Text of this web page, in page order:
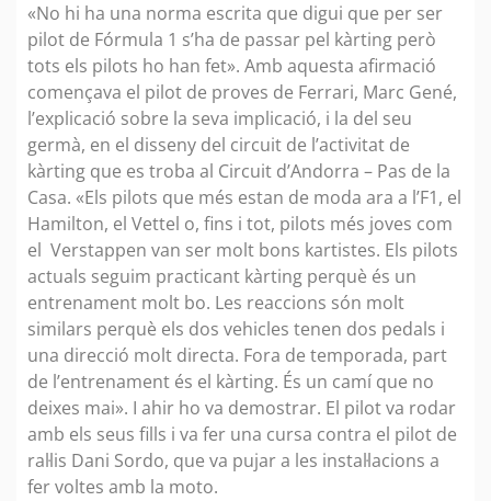
«No hi ha una norma escrita que digui que per ser
pilot de Fórmula 1 s’ha de passar pel kàrting però
tots els pilots ho han fet». Amb aquesta afirmació
començava el pilot de proves de Ferrari, Marc Gené,
l’explicació sobre la seva implicació, i la del seu
germà, en el disseny del circuit de l’activitat de
kàrting que es troba al Circuit d’Andorra – Pas de la
Casa. «Els pilots que més estan de moda ara a l’F1, el
Hamilton, el Vettel o, fins i tot, pilots més joves com
el Verstappen van ser molt bons kartistes. Els pilots
actuals seguim practicant kàrting perquè és un
entrenament molt bo. Les reaccions són molt
similars perquè els dos vehicles tenen dos pedals i
una direcció molt directa. Fora de temporada, part
de l’entrenament és el kàrting. És un camí que no
deixes mai». I ahir ho va demostrar. El pilot va rodar
amb els seus fills i va fer una cursa contra el pilot de
ral·lis Dani Sordo, que va pujar a les instal·lacions a
fer voltes amb la moto.